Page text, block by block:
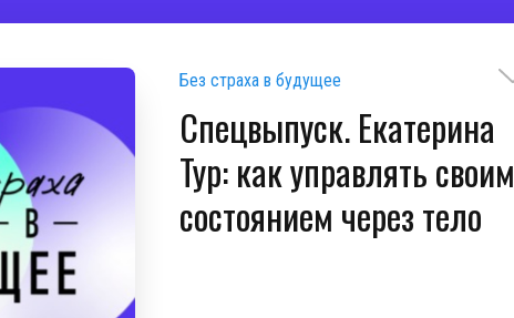
Без страха в будущее
Спецвыпуск. Екатерина
Тур: как управлять своим
состоянием через тело